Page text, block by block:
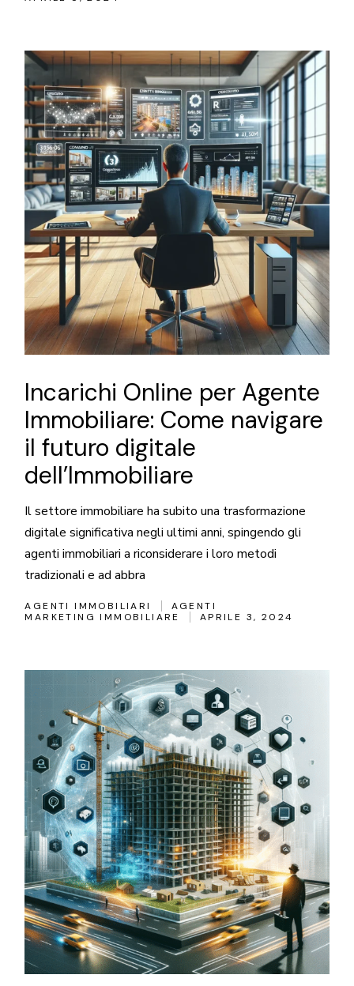
Incarichi Online per Agente
Immobiliare: Come navigare
il futuro digitale
dell’Immobiliare
Il settore immobiliare ha subito una trasformazione
digitale significativa negli ultimi anni, spingendo gli
agenti immobiliari a riconsiderare i loro metodi
tradizionali e ad abbra
AGENTI IMMOBILIARI
AGENTI
MARKETING IMMOBILIARE
APRILE 3, 2024